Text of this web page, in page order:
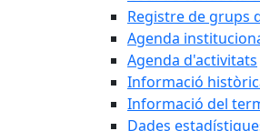
Registre de grups
Agenda
Agenda d'activitats
Informació
Informació del
Dades